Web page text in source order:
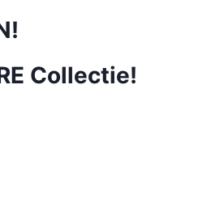
Collectie!